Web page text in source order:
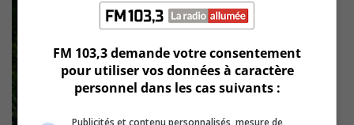
FM 103,3 demande votre consentement
pour utiliser vos données à caractère
personnel dans les cas suivants :
Publicités et contenu personnalisés, mesure de